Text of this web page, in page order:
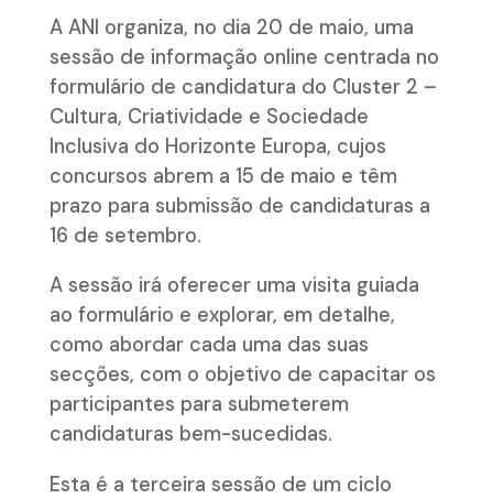
A ANI organiza, no dia 20 de maio, uma
sessão de informação online centrada no
formulário de candidatura do Cluster 2 –
Cultura, Criatividade e Sociedade
Inclusiva do Horizonte Europa, cujos
concursos abrem a 15 de maio e têm
prazo para submissão de candidaturas a
16 de setembro.
A sessão irá oferecer uma visita guiada
ao formulário e explorar, em detalhe,
como abordar cada uma das suas
secções, com o objetivo de capacitar os
participantes para submeterem
candidaturas bem-sucedidas.
Esta é a terceira sessão de um ciclo